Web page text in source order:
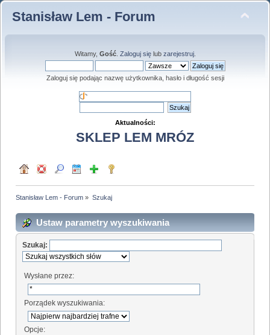
Stanisław Lem - Forum
Witamy, Gość. Zaloguj sięlub zarejestruj.
Zaloguj się podając nazwę użytkownika, hasło i długość sesji
Aktualności:
SKLEP LEM MRÓZ
Stanisław Lem - Forum » Szukaj
Ustaw parametry wyszukiwania
Szukaj:
Wysłane przez:
Porządek wyszukiwania:
Opcje: